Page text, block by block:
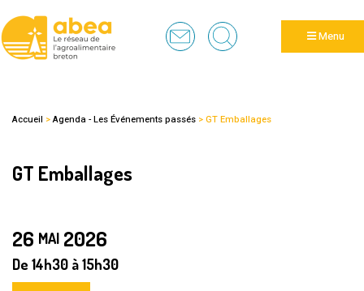
Menu
Accueil >Agenda - Les Événements passés >GT Emballages
GT Emballages
26 MAI 2026
De 14h30 à15h30